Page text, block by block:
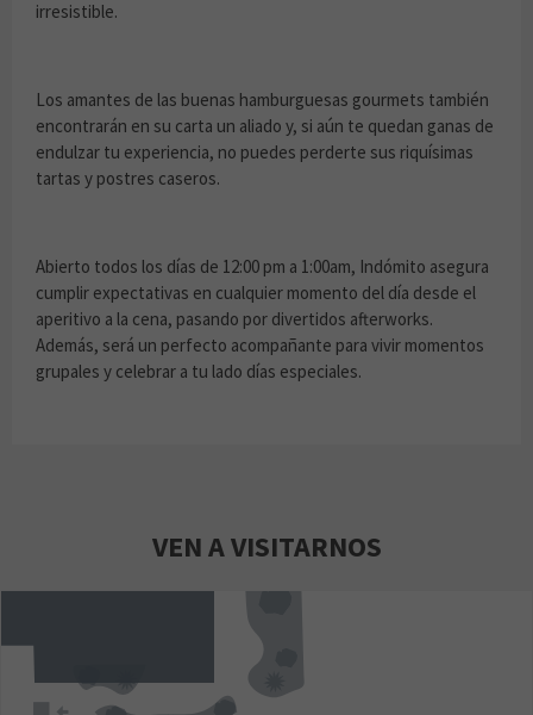
irresistible.
Los amantes de las buenas hamburguesas gourmets también
encontrarán en su carta un aliado y, si aún te quedan ganas de
endulzar tu experiencia, no puedes perderte sus riquísimas
tartas y postres caseros.
Abierto todos los días de 12:00 pm a 1:00am, Indómito asegura
cumplir expectativas en cualquier momento del día desde el
aperitivo a la cena, pasando por divertidos afterworks.
Además, será un perfecto acompañante para vivir momentos
grupales y celebrar a tu lado días especiales.
VEN A VISITARNOS